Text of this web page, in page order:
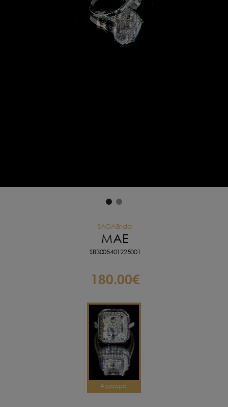
SAGABridal
MAE
SB3005401225001
180.00€
Άχρωμο